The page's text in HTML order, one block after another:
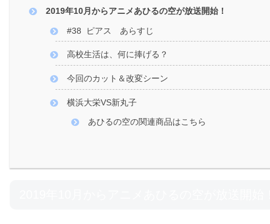
2019年10月からアニメあひるの空が放送開始！
#38 ピアス あらすじ
高校生活は、何に捧げる？
今回のカット＆改変シーン
横浜大栄VS新丸子
あひるの空の関連商品はこちら